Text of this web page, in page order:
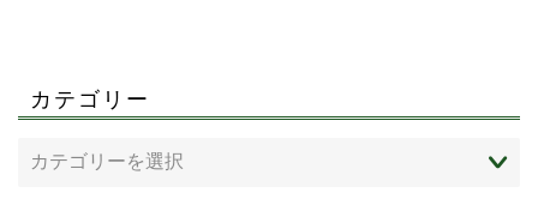
カテゴリー